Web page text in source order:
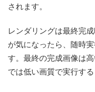
されます。
レンダリングは最終完
が気になったら、随時
す。最終の完成画像は
では低い画質で実行す